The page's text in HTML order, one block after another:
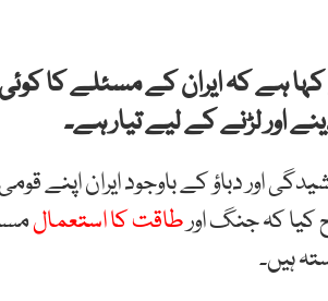
ہے کہ ایران کے مسئلے کا
اور لڑنے کے لیے تیار ہے۔
دباؤ کے باوجود ایران اپنے
کیا کہ جنگ اورطاقت کا استعمال
ہیں۔